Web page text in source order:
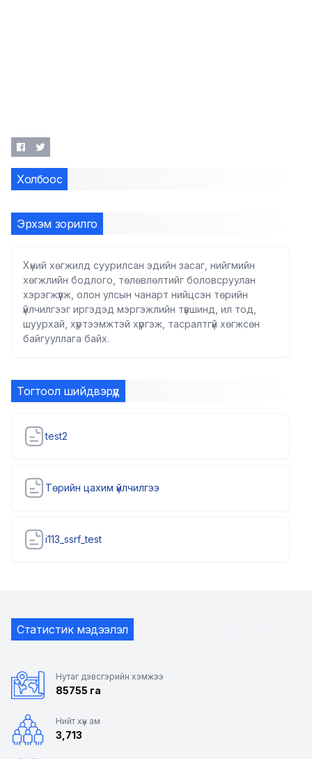
Холбоос
Эрхэм зорилго
Хүний хөгжилд суурилсан эдийн засаг, нийгмийн
хөгжлийн бодлого, төлөвлөлтийг боловсруулан
хэрэгжүүлж, олон улсын чанарт нийцсэн төрийн
үйлчилгээг иргэдэд мэргэжлийн түвшинд, ил тод,
шуурхай, хүртээмжтэй хүргэж, тасралтгүй хөгжсөн
байгууллага байх.
Тогтоол шийдвэрүүд
test2
Төрийн цахим үйлчилгээ
i113_ssrf_test
Статистик мэдээлэл
Нутаг дэвсгэрийн хэмжээ
85755 га
Нийт хүн ам
3,713